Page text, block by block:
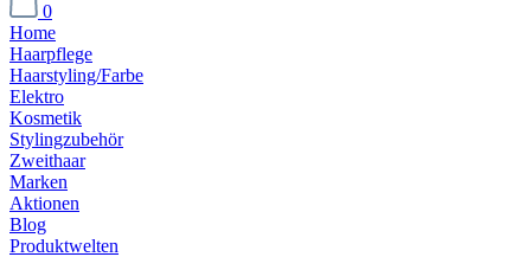
0
Home
Haarpflege
Haarstyling/Farbe
Elektro
Kosmetik
Stylingzubehör
Zweithaar
Marken
Aktionen
Blog
Produktwelten